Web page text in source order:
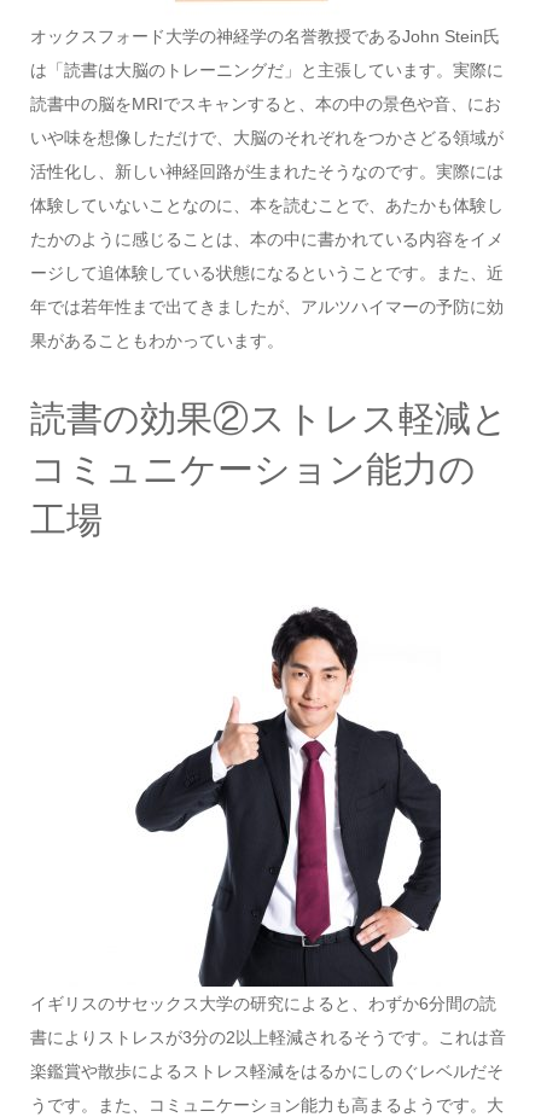
オックスフォード大学の神経学の名誉教授であるJohn Stein氏
は「読書は大脳のトレーニングだ」と主張しています。実際に
読書中の脳をMRIでスキャンすると、本の中の景色や音、にお
いや味を想像しただけで、大脳のそれぞれをつかさどる領域が
活性化し、新しい神経回路が生まれたそうなのです。実際には
体験していないことなのに、本を読むことで、あたかも体験し
たかのように感じることは、本の中に書かれている内容をイメ
ージして追体験している状態になるということです。また、近
年では若年性まで出てきましたが、アルツハイマーの予防に効
果があることもわかっています。
読書の効果②ストレス軽減と
コミュニケーション能力の
工場
イギリスのサセックス大学の研究によると、わずか6分間の読
書によりストレスが3分の2以上軽減されるそうです。これは音
楽鑑賞や散歩によるストレス軽減をはるかにしのぐレベルだそ
うです。また、コミュニケーション能力も高まるようです。大